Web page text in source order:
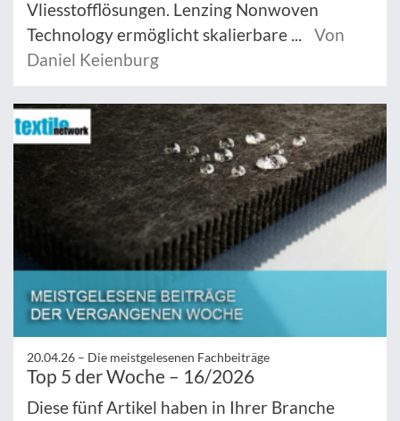
Vliesstofflösungen. Lenzing Nonwoven
Technology ermöglicht skalierbare ...
Von
Daniel Keienburg
20.04.26 – Die meistgelesenen Fachbeiträge
Top 5 der Woche – 16/2026
Diese fünf Artikel haben in Ihrer Branche